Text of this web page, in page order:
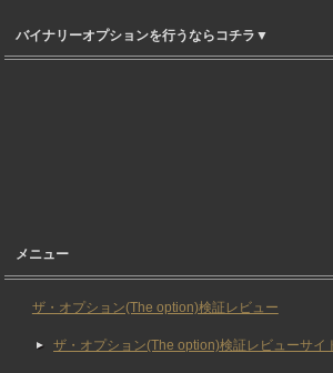
バイナリーオプションを行うならコチラ▼
メニュー
ザ・オプション(The option)検証レビュー
ザ・オプション(The option)検証レビューサイ